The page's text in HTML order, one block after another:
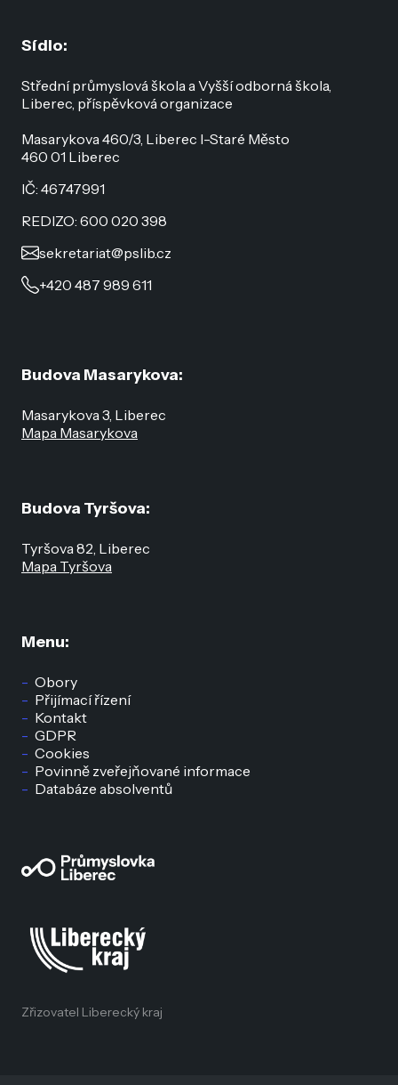
Sídlo:
Střední průmyslová škola a Vyšší odborná škola,
Liberec, příspěvková organizace
Masarykova 460/3, Liberec I-Staré Město
460 01 Liberec
IČ: 46747991
REDIZO: 600 020 398
sekretariat@pslib.cz
+420 487 989 611
Menu:
Obory
Přijímací řízení
Kontakt
GDPR
Cookies
Povinně zveřejňované informace
Databáze absolventů
Budova Masarykova:
Masarykova 3, Liberec
Mapa Masarykova
Budova Tyršova:
Tyršova 82, Liberec
Mapa Tyršova
Zřizovatel Liberecký kraj